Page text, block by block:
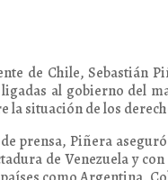
de Chile, Sebastián
al gobierno del
la situación de los
prensa, Piñera
de Venezuela y